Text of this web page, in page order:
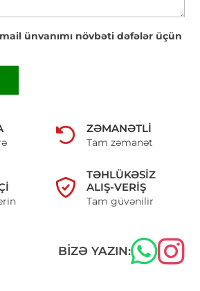
ünvanımı növbəti dəfələr üçün
ZƏMANƏTLI
Tam zəmanət
TƏHLÜKƏSIZ
ALIŞ-VERIŞ
Tam güvənilir
BIZƏ YAZIN: